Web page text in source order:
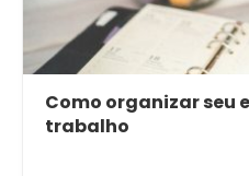
Como organizar seu
trabalho